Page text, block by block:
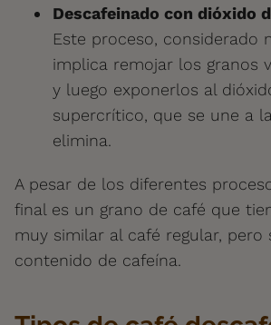
Descafeinado con dióxido
Este proceso, considerado
implica remojar los granos
y luego exponerlos al
supercrítico, que se une a
elimina.
A pesar de los diferentes
final es un grano de café que
muy similar al café regular, pero
contenido de cafeína.